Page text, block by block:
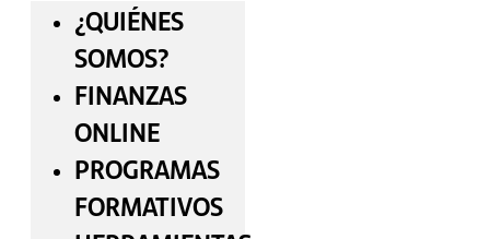
¿QUIÉNES
SOMOS?
FINANZAS
ONLINE
PROGRAMAS
FORMATIVOS